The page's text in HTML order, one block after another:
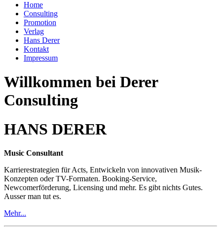
Home
Consulting
Promotion
Verlag
Hans Derer
Kontakt
Impressum
Willkommen bei Derer
Consulting
HANS DERER
Music Consultant
Karrierestrategien für Acts, Entwickeln von innovativen Musik-
Konzepten oder TV-Formaten. Booking-Service,
Newcomerförderung, Licensing und mehr. Es gibt nichts Gutes.
Ausser man tut es.
Mehr...